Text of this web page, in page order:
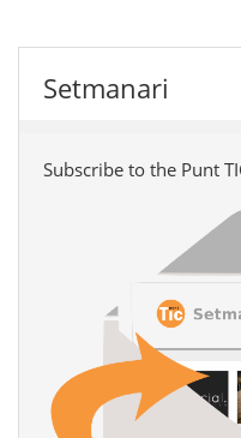
Setmanari
Subscribe to the Punt